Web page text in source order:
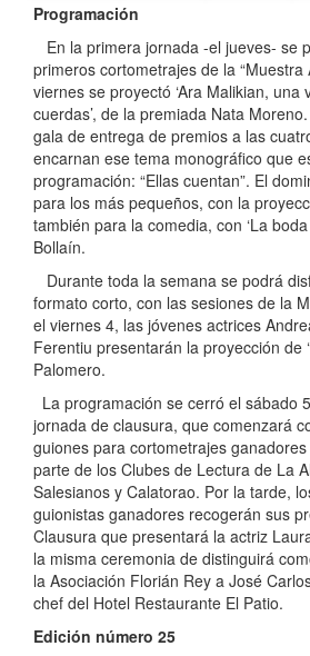
Programación
En la primera jornada -el jueves- se
primeros cortometrajes de la “Muestra
viernes se proyectó ‘Ara Malikian, una
cuerdas’, de la premiada Nata
gala de entrega de premios a las
encarnan ese tema monográfico que
programación: “Ellas cuentan”. El
para los más pequeños, con la
también para la comedia, con ‘La
Bollaín.
Durante toda la semana se podrá
formato corto, con las sesiones de la
el viernes 4, las jóvenes actrices
Ferentiu presentarán la proyección de
Palomero.
La programación se cerró el sábado
jornada de clausura, que comenzará
guiones para cortometrajes
parte de los Clubes de Lectura de La
Salesianos y Calatorao. Por la tarde,
guionistas ganadores recogerán sus
Clausura que presentará la actriz
la misma ceremonia de distinguirá
la Asociación Florián Rey a José
chef del Hotel Restaurante El Patio.
Edición número 25